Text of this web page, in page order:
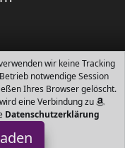
wir keine Tracking
notwendige Session
Ihres Browser gelöscht.
eine Verbindung zu
Datenschutzerklärung